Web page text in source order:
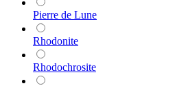
Pierre de Lune
Rhodonite
Rhodochrosite